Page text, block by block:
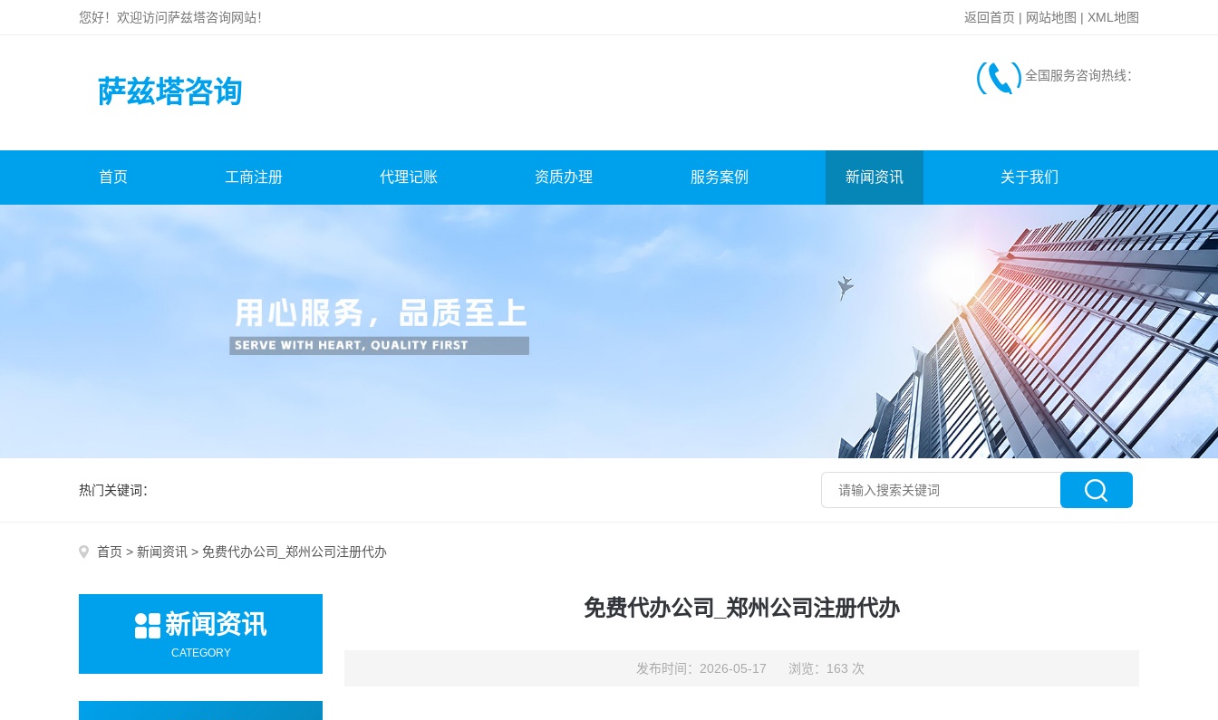
您好！欢迎访问萨兹塔咨询网站！ 返回首页 | 网站地图 | XML地图
萨兹塔咨询
全国服务咨询热线：
首页 工商注册 代理记账 资质办理 服务案例 新闻资讯 关于我们
热门关键词：
首页 > 新闻资讯 > 免费代办公司_郑州公司注册代办
新闻资讯
CATEGORY
免费代办公司_郑州公司注册代办
发布时间：2026-05-17 浏览：163 次